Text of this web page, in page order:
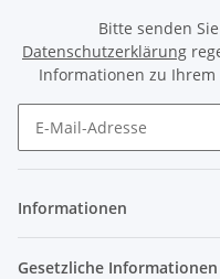
Bitte senden
Datenschutzerklärung
Informationen zu
Informationen
Gesetzliche Informationen